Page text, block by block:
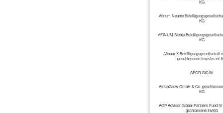
KG
Afinum Neunte
KG
AFINUM Siebte
KG
Afinum X Beteiligungsgesellschaft
geschlossene Investment-
AFOR SICAV
AfricaGrow GmbH & Co.
KG
AGP Advisor Global Partners Fund
gschlossene InvKG